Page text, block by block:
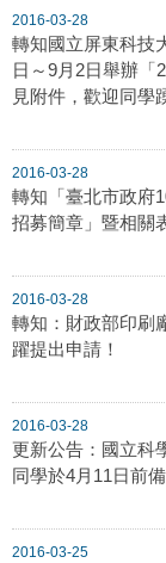
2016-03-28
轉知國立屏東科技
日～9月2日舉辦「
見附件，歡迎同學
2016-03-28
轉知「臺北市政府
招募簡章」暨相關
2016-03-28
轉知：財政部印刷
躍提出申請！
2016-03-28
更新公告：國立科
同學於4月11日前
2016-03-25